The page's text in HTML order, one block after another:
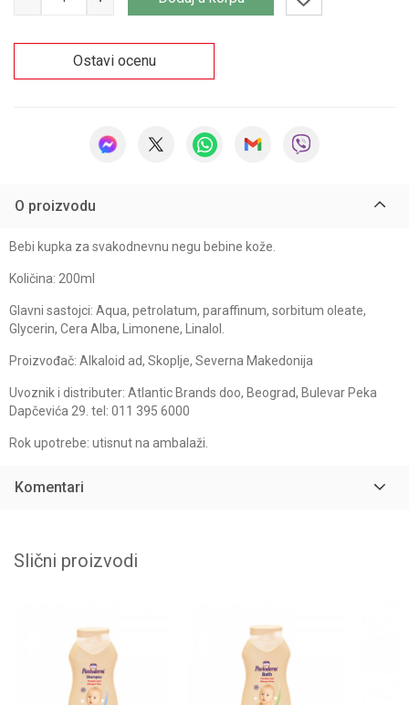
Ostavi ocenu
O proizvodu
Bebi kupka za svakodnevnu negu bebine kože.
Količina: 200ml
Glavni sastojci: Aqua, petrolatum, paraffinum, sorbitum oleate,
Glycerin, Cera Alba, Limonene, Linalol.
Proizvođač: Alkaloid ad, Skoplje, Severna Makedonija
Uvoznik i distributer: Atlantic Brands doo, Beograd, Bulevar Peka
Dapčevića 29. tel: 011 395 6000
Rok upotrebe: utisnut na ambalaži.
Komentari
Slični proizvodi